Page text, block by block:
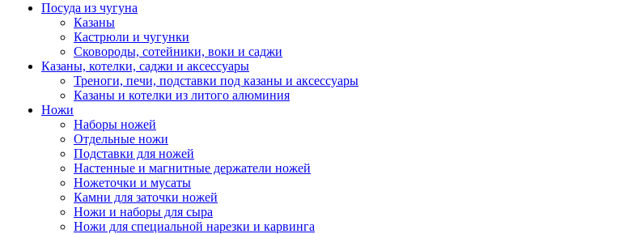
Посуда из чугуна
Казаны
Кастрюли и чугунки
Сковороды, сотейники, воки и саджи
Казаны, котелки, саджи и аксессуары
Треноги, печи, подставки под казаны и аксессуары
Казаны и котелки из литого алюминия
Ножи
Наборы ножей
Отдельные ножи
Подставки для ножей
Настенные и магнитные держатели ножей
Ножеточки и мусаты
Камни для заточки ножей
Ножи и наборы для сыра
Ножи для специальной нарезки и карвинга